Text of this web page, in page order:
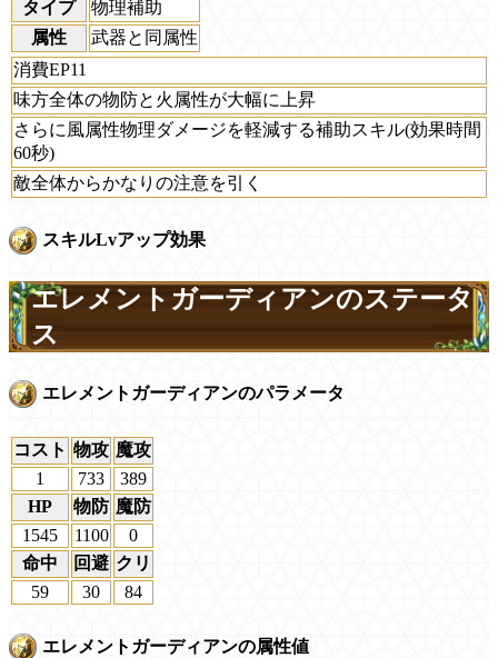
タイプ
物理補助
属性
武器と同属性
消費EP11
味方全体の物防と火属性が大幅に上昇
さらに風属性物理ダメージを軽減する補助スキル(効果時間
60秒)
敵全体からかなりの注意を引く
スキルLvアップ効果
エレメントガーディアンのステータ
ス
エレメントガーディアンのパラメータ
コスト 物攻 魔攻
1
733
389
HP
物防 魔防
1545
1100
0
命中
回避 クリ
59
30 84
エレメントガーディアンの属性値